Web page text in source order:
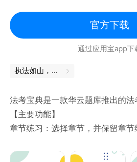
8、个性化学习规划：支持定制每
延，稳步提升通过率
现在就下载执法资格APP，让备考
是梦！
官方下载
通过应用宝app下
执法如山，舍我其谁
法考宝典是一款华云题库推出的法
【主要功能】
章节练习：选择章节，并保留章节
习